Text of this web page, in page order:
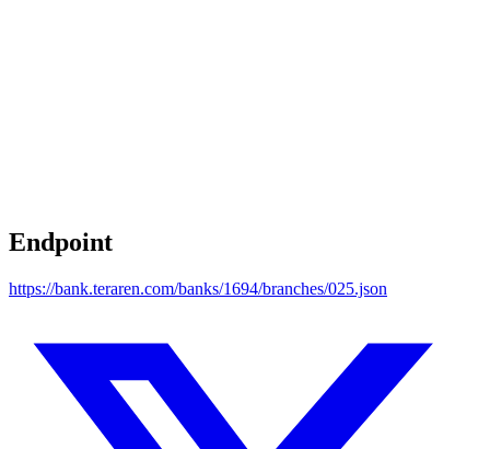
Endpoint
https://bank.teraren.com/banks/1694/branches/025.json